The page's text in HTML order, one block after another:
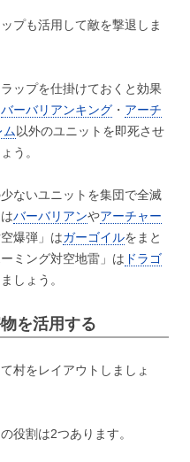
プも活用して敵を撃退しま
ップを仕掛けておくと効果
バーバリアンキング ・ アーチ
ム以外のユニットを即死させ
う。
ないユニットを集団で全滅
バーバリアンやアーチャー
爆弾」はガーゴイルをまと
ミング対空地雷」は ドラゴ
しょう。
を活用する
村をレイアウトしましょ
役割は2つあります。